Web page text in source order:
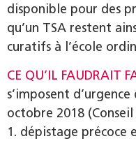
disponible pour des
qu’un TSA restent
curatifs à l’école
CE QU’IL FAUDRAIT
s’imposent
octobre 2018
1. dépistage précoce